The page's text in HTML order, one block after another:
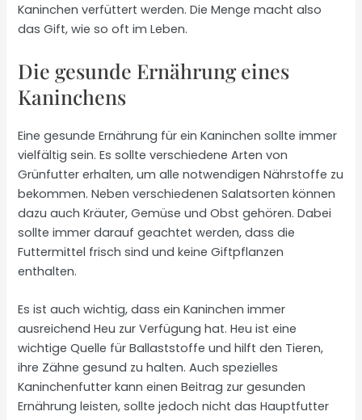
Kaninchen verfüttert werden. Die Menge macht also
das Gift, wie so oft im Leben.
Die gesunde Ernährung eines
Kaninchens
Eine gesunde Ernährung für ein Kaninchen sollte immer
vielfältig sein. Es sollte verschiedene Arten von
Grünfutter erhalten, um alle notwendigen Nährstoffe zu
bekommen. Neben verschiedenen Salatsorten können
dazu auch Kräuter, Gemüse und Obst gehören. Dabei
sollte immer darauf geachtet werden, dass die
Futtermittel frisch sind und keine Giftpflanzen
enthalten.
Es ist auch wichtig, dass ein Kaninchen immer
ausreichend Heu zur Verfügung hat. Heu ist eine
wichtige Quelle für Ballaststoffe und hilft den Tieren,
ihre Zähne gesund zu halten. Auch spezielles
Kaninchenfutter kann einen Beitrag zur gesunden
Ernährung leisten, sollte jedoch nicht das Hauptfutter